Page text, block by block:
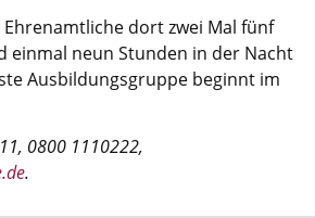
dort zwei Mal fünf
einmal neun Stunden in der Nacht
Ausbildungsgruppe beginnt im
0800 1110222,
.